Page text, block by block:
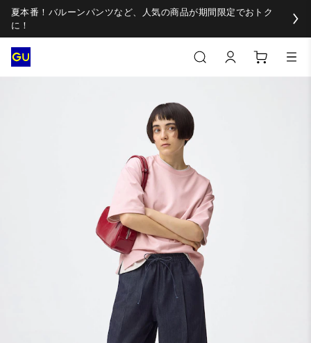
夏本番！バルーンパンツなど、人気の商品が期間限定でおトク
に！